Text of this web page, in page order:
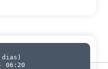
06:20
dias )